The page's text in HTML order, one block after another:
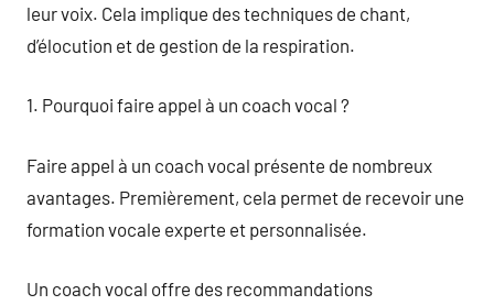
leur voix. Cela implique des techniques de chant,
d’élocution et de gestion de la respiration.
1. Pourquoi faire appel à un coach vocal ?
Faire appel à un coach vocal présente de nombreux
avantages. Premièrement, cela permet de recevoir une
formation vocale experte et personnalisée.
Un coach vocal offre des recommandations